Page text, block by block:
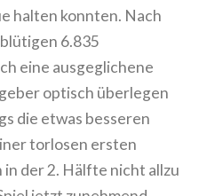
halten konnten. Nach
6.835
eine ausgeglichene
optisch überlegen
die etwas besseren
torlosen ersten
der 2. Hälfte nicht allzu